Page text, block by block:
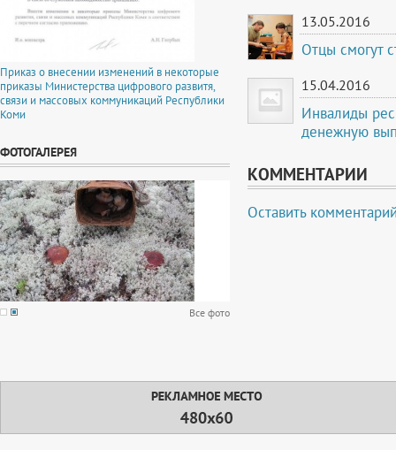
Приказ о внесении изменений в некоторые
приказы Министерства цифрового развитя,
связи и массовых коммуникаций Республики
Коми
ФОТОГАЛЕРЕЯ
Все фото
13.05.2016
Отцы смогут
15.04.2016
Инвалиды
денежную
КОММЕНТАРИИ
Оставить